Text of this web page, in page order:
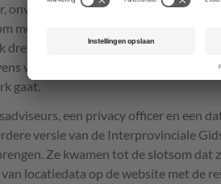
onveilige parkeersituaties en andere
meer inzicht in de drukte te willen,
dreigt te worden. Aan de andere kant
worden gebruikt én weet de
gaat.
een privacy officer en een
versie van de Interprovinciale
Ze kwamen tot de slotsom
locatiedata op de website met de